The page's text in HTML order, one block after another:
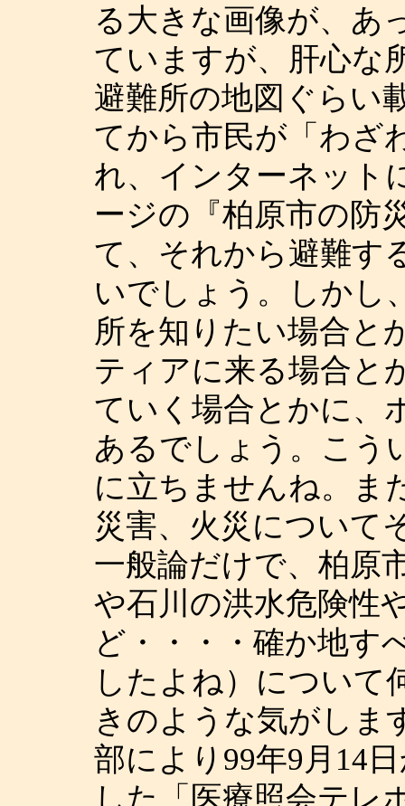
る大きな画像が、あ
ていますが、肝心な
避難所の地図ぐらい
てから市民が「わざ
れ、インターネット
ージの『柏原市の防
て、それから避難す
いでしょう。しかし
所を知りたい場合と
ティアに来る場合と
ていく場合とかに、
あるでしょう。こう
に立ちませんね。ま
災害、火災について
一般論だけで、柏原
や石川の洪水危険性
ど・・・・確か地す
したよね）について
きのような気がしま
部により99年9月14
した「医療照会テレ